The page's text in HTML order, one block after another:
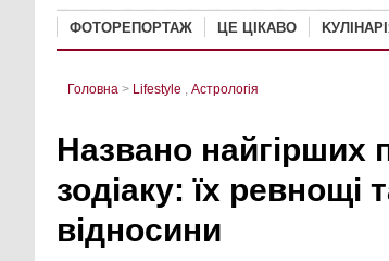
ФОТОРЕПОРТАЖ ЦЕ ЦІКАВО
Головна > Lifestyle , Астрологія
Названо найгірших
зодіаку: їх ревнощі
відносини